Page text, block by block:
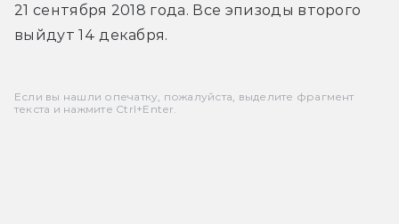
21 сентября 2018 года. Все эпизоды второго
выйдут 14 декабря.
Если вы нашли опечатку, пожалуйста, выделите фрагмент
текста и нажмите Ctrl+Enter.